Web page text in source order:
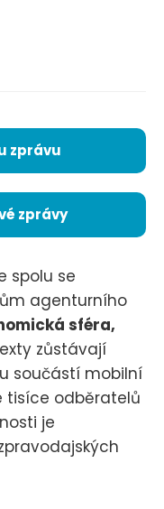
zprávu
zprávy
spolu se
agenturního
sféra,
zůstávají
součástí mobilní
tisíce odběratelů
je